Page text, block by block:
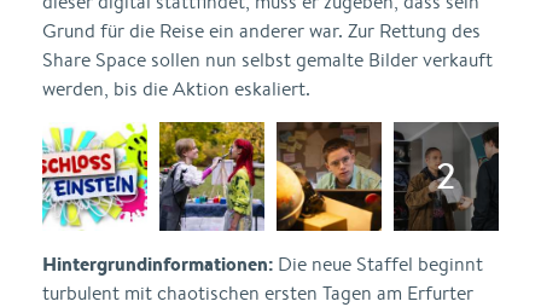
Grund für die Reise ein anderer war. Zur Rettung des
Share Space sollen nun selbst gemalte Bilder verkauft
werden, bis die Aktion eskaliert.
Hintergrundinformationen: Die neue Staffel beginnt
turbulent mit chaotischen ersten Tagen am Erfurter